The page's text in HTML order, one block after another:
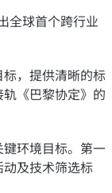
全球首个跨行业
，提供清晰的标
《巴黎协定》的
环境目标。第一
及技术筛选标